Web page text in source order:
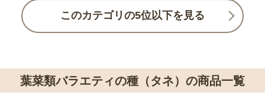
このカテゴリの5位以下を見る
葉菜類バラエティの種（タネ）の商品一覧